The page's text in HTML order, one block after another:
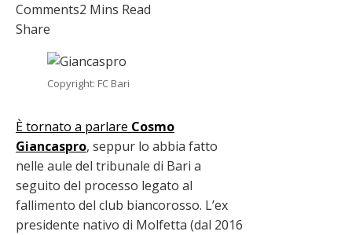
Comments2 Mins Read
Facebook
Twitter
LinkedIn
Pinterest
Stumbleupon
Email
Share
Copyright: FC Bari
È tornato a parlare Cosmo
Giancaspro, seppur lo abbia fatto
nelle aule del tribunale di Bari a
seguito del processo legato al
fallimento del club biancorosso. L’ex
presidente nativo di Molfetta (dal 2016